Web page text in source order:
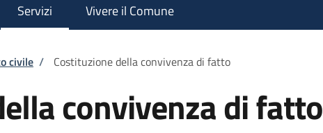
Servizi Vivere il Comune
civile / Costituzione della convivenza di fatto
convivenza di fatto